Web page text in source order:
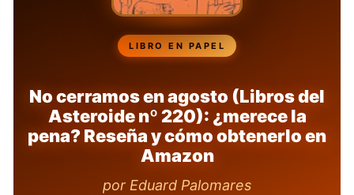
LIBRO EN PAPEL
No cerramos en agosto (Libros del
Asteroide nº 220): ¿merece la
pena? Reseña y cómo obtenerlo en
Amazon
por Eduard Palomares